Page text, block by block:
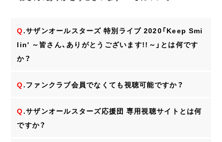
Q.サザンオールスターズ 特別ライブ 2020「Keep Smi
lin' ～皆さん、ありがとうございます!!～」とは何です
か？
Q.ファンクラブ会員でなくても視聴可能ですか？
Q.サザンオールスターズ応援団 専用視聴サイトとは何
ですか？